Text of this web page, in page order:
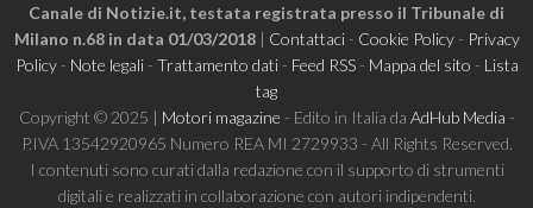
Canale di Notizie.it, testata registrata presso il Tribunale di
Milano n.68 in data 01/03/2018| Contattaci- Cookie Policy- Privacy
Policy- Note legali- Trattamento dati- Feed RSS- Mappa del sito - Lista
tag
Copyright © 2025 | Motori magazine - Edito in Italia da AdHub Media -
P.IVA 13542920965 Numero REA MI 2729933 - All Rights Reserved.
I contenuti sono curati dalla redazione con il supporto di strumenti
digitali e realizzati in collaborazione con autori indipendenti.